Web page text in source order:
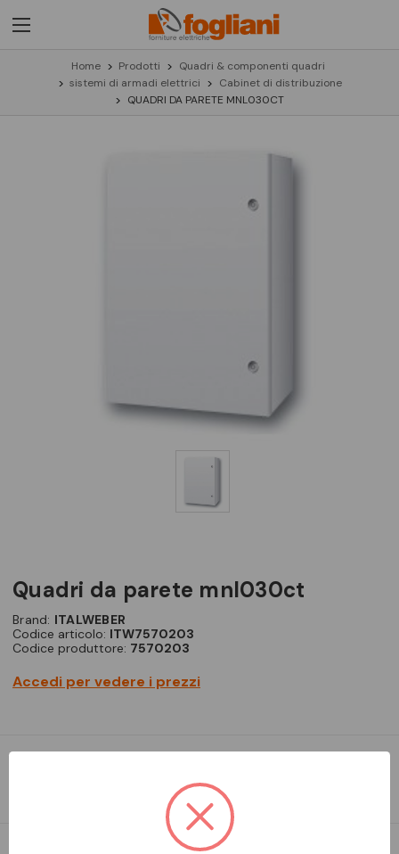
Home Prodotti
Quadri & componenti quadri
sistemi di armadi elettrici
Cabinet di distribuzione
QUADRI DA PARETE MNL030CT
quadri da parete mnl030ct
Brand: ITALWEBER
Codice articolo: ITW7570203
Codice produttore: 7570203
Accedi per vedere i prezzi
Dimensioni: 450 x 550 x 230 mm